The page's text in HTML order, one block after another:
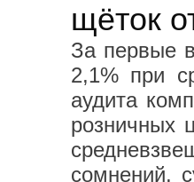
щёток
За первые
2,1% при
аудита
розничных
сомнений,